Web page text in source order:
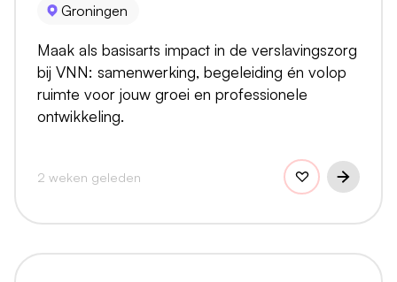
Groningen
Maak als basisarts impact in de verslavingszorg
bij VNN: samenwerking, begeleiding én volop
ruimte voor jouw groei en professionele
ontwikkeling.
2 weken geleden